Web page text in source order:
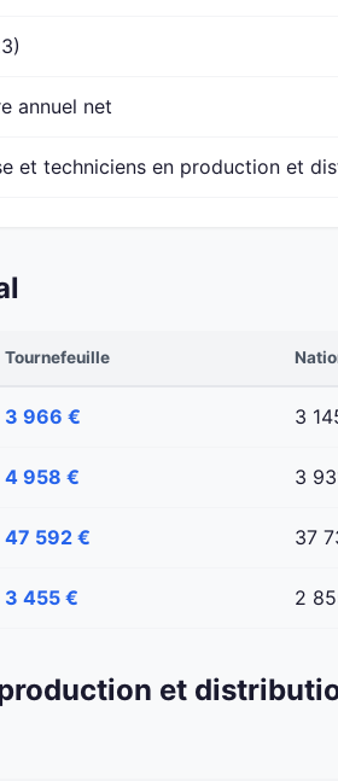
annuel net
et techniciens en production et
Tournefeuille
3 966 € 3
4 958 € 3
47 592 € 37
3 455 € 2
et